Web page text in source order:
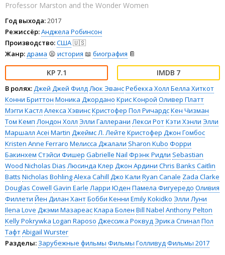
Professor Marston and the Wonder Women
Год выхода:2017
Режиссёр:Анджела Робинсон
Производство:США🇺🇸
Жанр:драма 😫 история 📖 биография 📔
7.1 7
В ролях:Джей Джей ФилдЛюк ЭвансРебекка Холл Белла Хиткот
Конни Бриттон Моника Джордано Крис Конрой Оливер Платт
Мэгги Кастл Алекса ХэвинсКристофер Пол РичардсКен Чизман
Том Кемп Лондон Холл Элли Галлерани Лекси РотКэти Хэнли Элли
Маршалл Acei Martin Джеймс Л. Лейте Кристофер Джон Гомбос
Kristen Anne Ferraro Мелисса Джалали Sharon Kubo Форри
Бакинхем Стэйси Фишер Gabrielle Nail Фрэнк Ридли Sebastian
Wood Nicholas Dias Люсинда Клер Джон Ардини Chris Banks Caitlin
Batts Nicholas BohlingAlexa Cahill Джо Кали Ryan Canale Zada Clarke
Douglas Cowell Gavin Earle Ларри Юден Памела Фигуередо Оливия
Филлети Йен Дилан ХантБобби Кенни Emily Kokidko Элли Луни
Ilena Love Джэми МазареасКлара Болен Bill Nabel Anthony Pelton
Kelly Pokrywka Logan Raposo Джессика РоквудЭрика Спинал Пол
ТафтAbigail Wurster
Разделы: Зарубежные фильмы Фильмы ГолливудФильмы 2017